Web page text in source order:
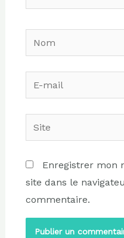
Nom
E-
mail
Site
Enregistrer mon
site dans le
commentaire.